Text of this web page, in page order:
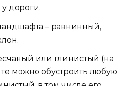
у дороги.
– равнинный,
или глинистый (на
можно обустроить любую